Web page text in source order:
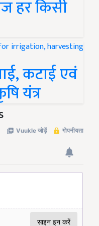
हर किसी
कटाई एवं
यंत्र